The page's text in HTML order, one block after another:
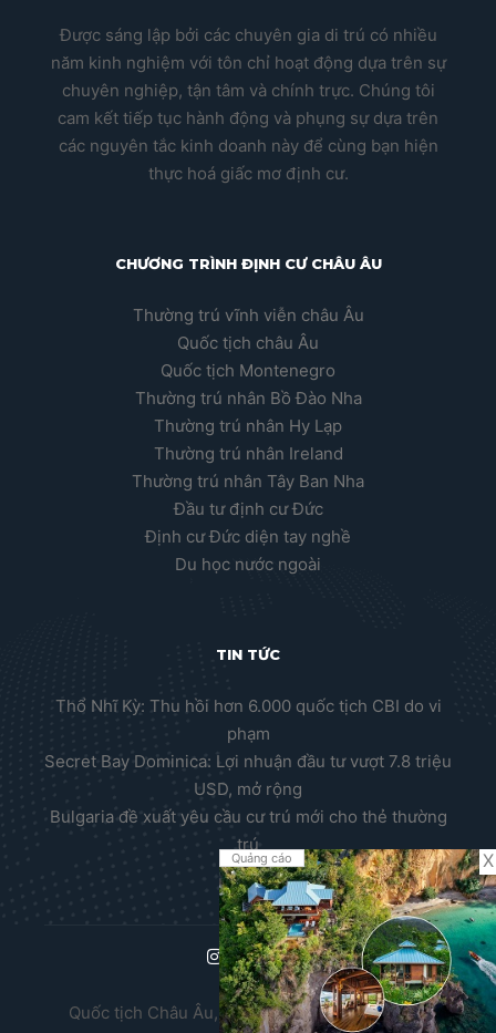
Được sáng lập bởi các chuyên gia di trú có nhiều
năm kinh nghiệm với tôn chỉ hoạt động dựa trên sự
chuyên nghiệp, tận tâm và chính trực. Chúng tôi
cam kết tiếp tục hành động và phụng sự dựa trên
các nguyên tắc kinh doanh này để cùng bạn hiện
thực hoá giấc mơ định cư.
CHƯƠNG TRÌNH ĐỊNH CƯ CHÂU ÂU
Thường trú vĩnh viễn châu Âu
Quốc tịch châu Âu
Quốc tịch Montenegro
Thường trú nhân Bồ Đào Nha
Thường trú nhân Hy Lạp
Thường trú nhân Ireland
Thường trú nhân Tây Ban Nha
Đầu tư định cư Đức
Định cư Đức diện tay nghề
Du học nước ngoài
TIN TỨC
Thổ Nhĩ Kỳ: Thu hồi hơn 6.000 quốc tịch CBI do vi
phạm
Secret Bay Dominica: Lợi nhuận đầu tư vượt 7.8 triệu
USD, mở rộng
Bulgaria đề xuất yêu cầu cư trú mới cho thẻ thường
trú
Quốc tịch Châu Âu, Thường trú nhân Châu Âu,
Quảng cáo X